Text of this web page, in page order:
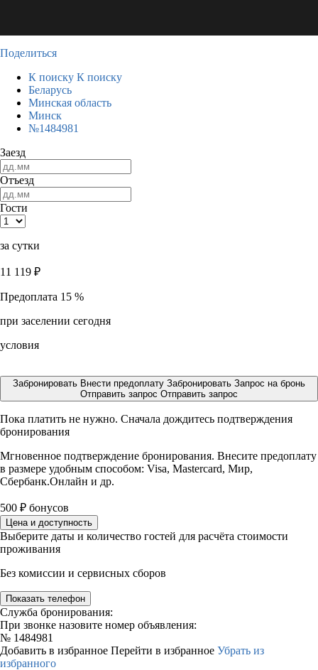
Поделиться
К поиску К поиску
Беларусь
Минская область
Минск
№1484981
Заезд
Отъезд
Гости
за сутки
11 119 ₽
Предоплата 15 %
при заселении сегодня
условия
Забронировать Внести предоплату Забронировать Запрос на бронь
Отправить запрос Отправить запрос
Пока платить не нужно. Сначала дождитесь подтверждения
бронирования
Мгновенное подтверждение бронирования. Внесите предоплату
в размере удобным способом: Visa, Mastercard, Мир,
Сбербанк.Онлайн и др.
500 ₽ бонусов
Цена и доступность
Выберите даты и количество гостей для расчёта стоимости
проживания
Без комиссии и сервисных сборов
Показать телефон
Служба бронирования:
При звонке назовите номер объявления:
№ 1484981
Добавить в избранное Перейти в избранное Убрать из
избранного